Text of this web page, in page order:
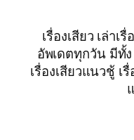
เรื่องเสียว เล่าเ
อัพเดตทุกวัน มีทั้ง
เรื่องเสียวแนวชู้ เ